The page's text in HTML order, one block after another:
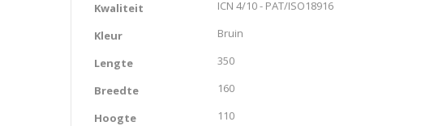
Kwaliteit ICN 4/10 - PAT/ISO18916
Kleur Bruin
Lengte 350
Breedte 160
Hoogte 110